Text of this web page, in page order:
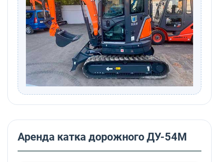
Аренда катка дорожного ДУ-54М